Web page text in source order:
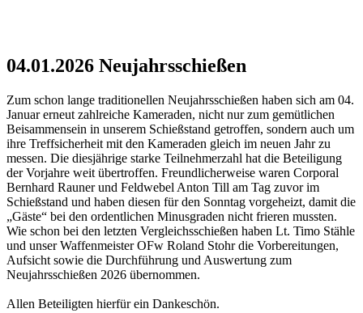
04.01.2026 Neujahrsschießen
Zum schon lange traditionellen Neujahrsschießen haben sich am 04.
Januar erneut zahlreiche Kameraden, nicht nur zum gemütlichen
Beisammensein in unserem Schießstand getroffen, sondern auch um
ihre Treffsicherheit mit den Kameraden gleich im neuen Jahr zu
messen. Die diesjährige starke Teilnehmerzahl hat die Beteiligung
der Vorjahre weit übertroffen. Freundlicherweise waren Corporal
Bernhard Rauner und Feldwebel Anton Till am Tag zuvor im
Schießstand und haben diesen für den Sonntag vorgeheizt, damit die
„Gäste“ bei den ordentlichen Minusgraden nicht frieren mussten.
Wie schon bei den letzten Vergleichsschießen haben Lt. Timo Stähle
und unser Waffenmeister OFw Roland Stohr die Vorbereitungen,
Aufsicht sowie die Durchführung und Auswertung zum
Neujahrsschießen 2026 übernommen.
Allen Beteiligten hierfür ein Dankeschön.